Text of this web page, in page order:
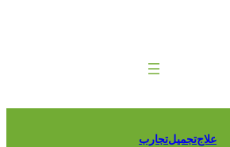
علاجتجميلتجارب